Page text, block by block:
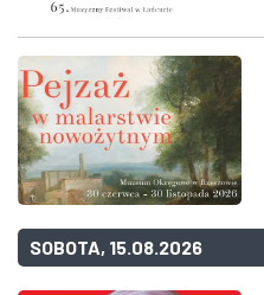
SOBOTA, 15.08.2026